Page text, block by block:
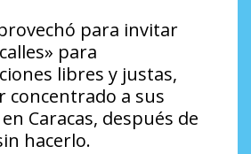
para invitar
para
libres y justas,
concentrado a sus
Caracas, después de
hacerlo.